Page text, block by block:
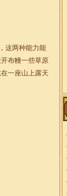
这两种能力能
布幔一些草原
一座山上露天